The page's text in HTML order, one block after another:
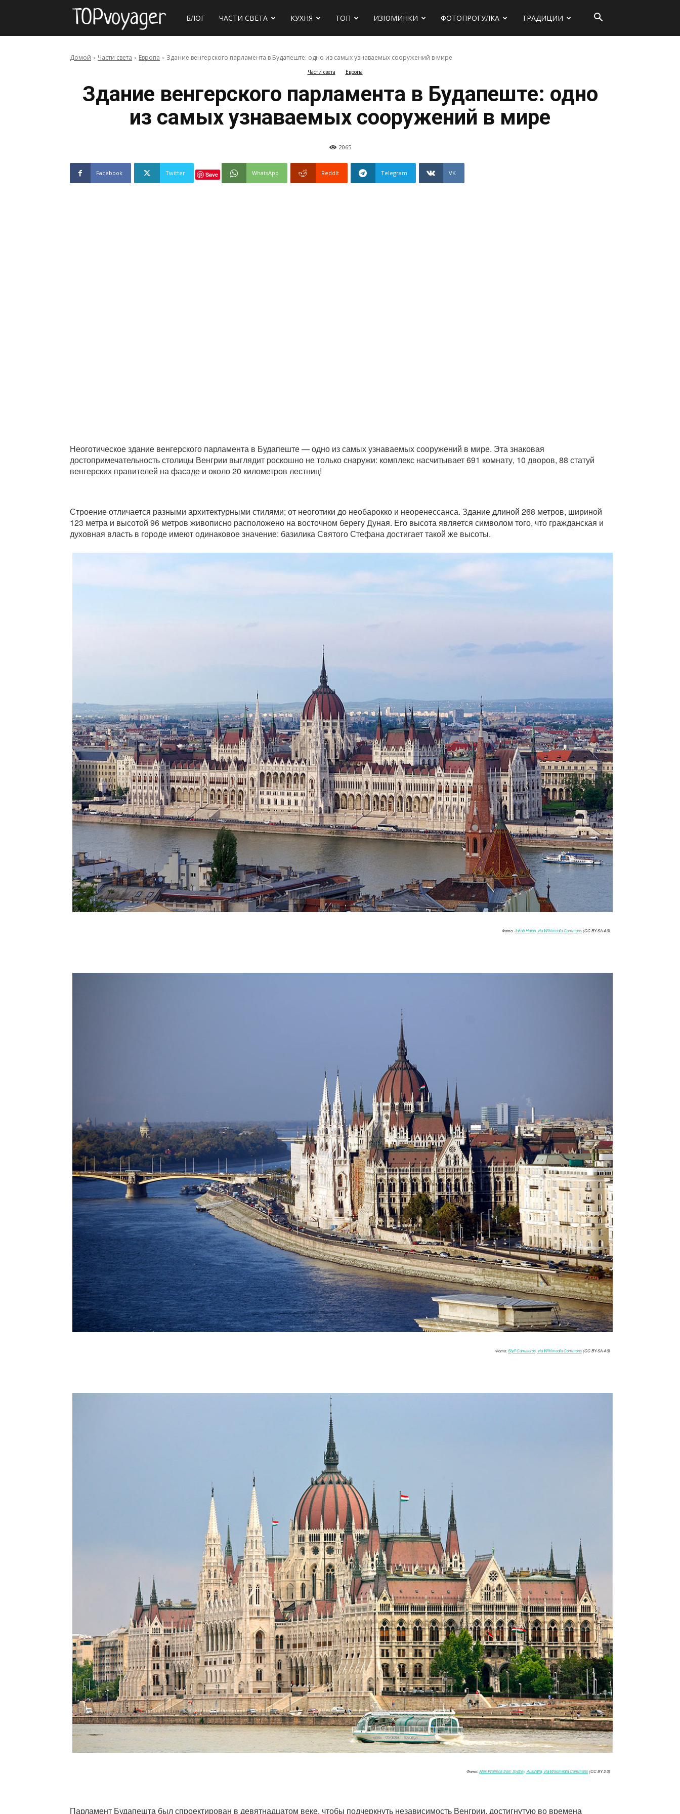
Сайт
БЛОГ ЧАСТИ СВЕТА КУХНЯ ТОП ИЗЮМИНКИ ФОТОПРОГУЛКА ТРАДИЦИИ
Домой Части света Европа Здание венгерского парламента в Будапеште: одно из самых узнаваемых сооружений в мире
Части света Европа
Здание венгерского парламента в Будапеште: одно
из самых узнаваемых сооружений в мире
2065
Facebook Twitter Save WhatsApp ReddIt Telegram VK
Неоготическое здание венгерского парламента в Будапеште — одно из самых узнаваемых сооружений в мире. Эта знаковая
достопримечательность столицы Венгрии выглядит роскошно не только снаружи: комплекс насчитывает 691 комнату, 10 дворов, 88 статуй
венгерских правителей на фасаде и около 20 километров лестниц!
Строение отличается разными архитектурными стилями; от неоготики до необарокко и неоренессанса. Здание длиной 268 метров, шириной
123 метра и высотой 96 метров живописно расположено на восточном берегу Дуная. Его высота является символом того, что гражданская и
духовная власть в городе имеют одинаковое значение: базилика Святого Стефана достигает такой же высоты.
Фото:Jakub Hałun, via Wikimedia Commons(CC BY-SA 4.0)
Фото:Styli Camateros, via Wikimedia Commons(CC BY-SA 4.0)
Фото:Alex Proimos from Sydney, Australia, via Wikimedia Commons(CC BY 2.0)
Парламент Будапешта был спроектирован в девятнадцатом веке, чтобы подчеркнуть независимость Венгрии, достигнутую во времена